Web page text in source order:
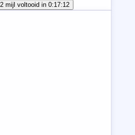
2 mijl voltooid in 0:17:12